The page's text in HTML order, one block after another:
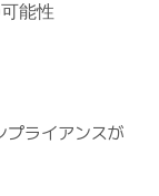
能性
ライアンスが